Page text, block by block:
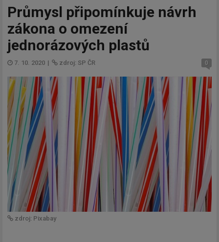
Průmysl připomínkuje návrh
zákona o omezení
jednorázových plastů
7. 10. 2020 | zdroj: SP ČR 0
zdroj: Pixabay